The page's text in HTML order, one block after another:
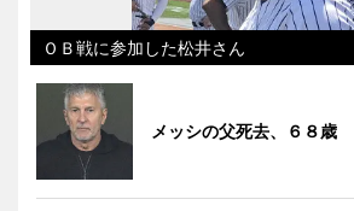
ＯＢ戦に参加した松井さん
メッシの父死去、６８歳